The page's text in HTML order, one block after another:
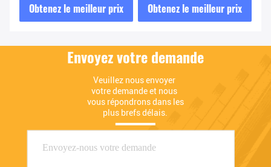
Obtenez le meilleur prix Obtenez le meilleur prix
Envoyez votre demande
Veuillez nous envoyer
votre demande et nous
vous répondrons dans les
plus brefs délais.